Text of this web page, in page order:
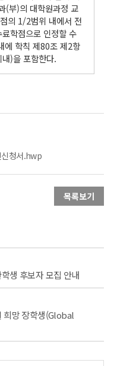
(부)의 대학원과정 교
의 1/2범위 내에서 전
학점으로 인정할 수
에 학칙 제80조 제2항
)을 포함한다.
신청서.hwp
목록보기
생 후보자 모집 안내
희망 장학생(Global